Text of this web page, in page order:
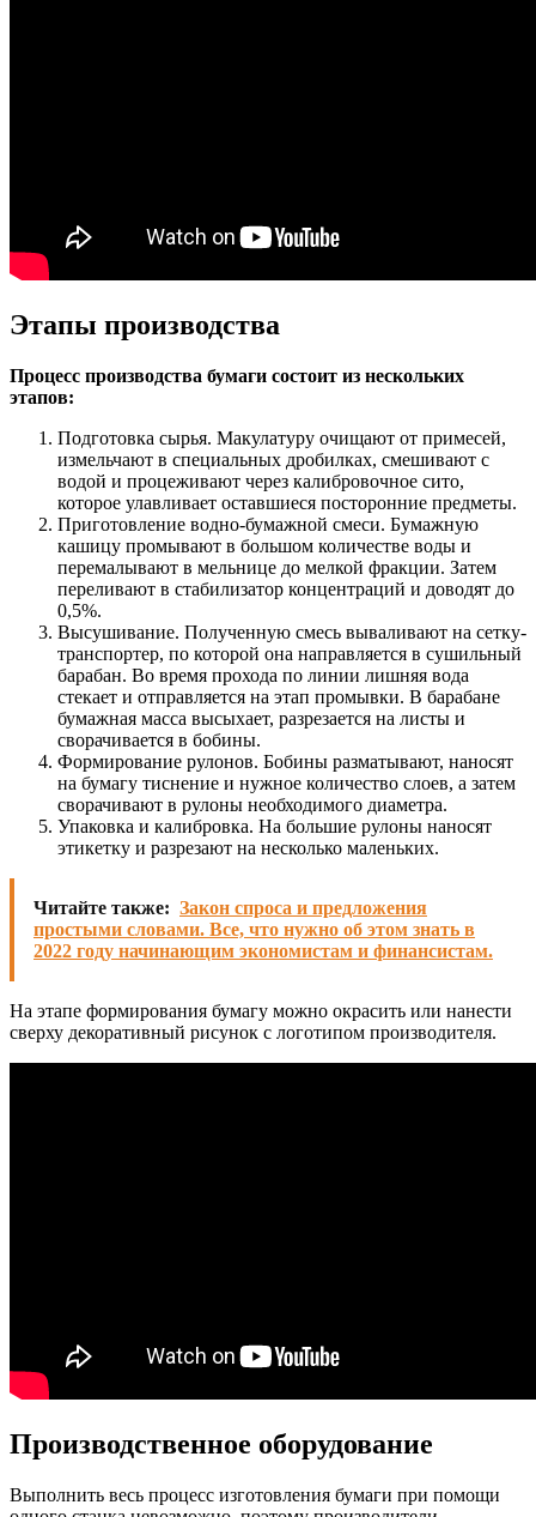
Этапы производства
Процесс производства бумаги состоит из нескольких
этапов:
Подготовка сырья. Макулатуру очищают от примесей,
измельчают в специальных дробилках, смешивают с
водой и процеживают через калибровочное сито,
которое улавливает оставшиеся посторонние предметы.
Приготовление водно-бумажной смеси. Бумажную
кашицу промывают в большом количестве воды и
перемалывают в мельнице до мелкой фракции. Затем
переливают в стабилизатор концентраций и доводят до
0,5%.
Высушивание. Полученную смесь вываливают на сетку-
транспортер, по которой она направляется в сушильный
барабан. Во время прохода по линии лишняя вода
стекает и отправляется на этап промывки. В барабане
бумажная масса высыхает, разрезается на листы и
сворачивается в бобины.
Формирование рулонов. Бобины разматывают, наносят
на бумагу тиснение и нужное количество слоев, а затем
сворачивают в рулоны необходимого диаметра.
Упаковка и калибровка. На большие рулоны наносят
этикетку и разрезают на несколько маленьких.
Читайте также: Закон спроса и предложения
простыми словами. Все, что нужно об этом знать в
2022 году начинающим экономистам и финансистам.
На этапе формирования бумагу можно окрасить или нанести
сверху декоративный рисунок с логотипом производителя.
Производственное оборудование
Выполнить весь процесс изготовления бумаги при помощи